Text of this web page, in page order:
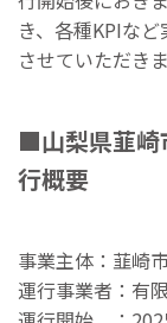
き、各種KPIな
させていただきま
■山梨県韮崎
行概要
事業主体：韮崎
運行事業者：有